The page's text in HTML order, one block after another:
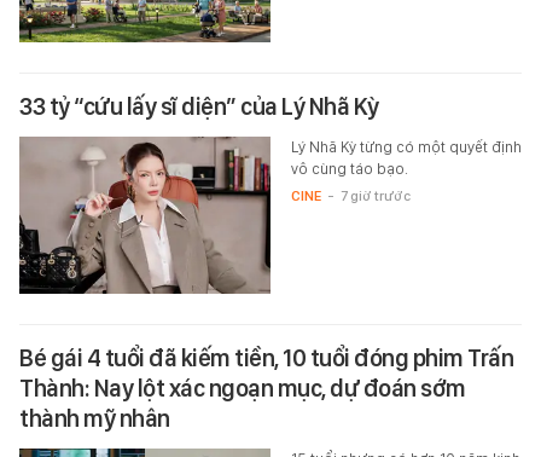
33 tỷ “cứu lấy sĩ diện” của Lý Nhã Kỳ
Lý Nhã Kỳ từng có một quyết định
vô cùng táo bạo.
CINE - 7 giờ trước
Bé gái 4 tuổi đã kiếm tiền, 10 tuổi đóng phim Trấn
Thành: Nay lột xác ngoạn mục, dự đoán sớm
thành mỹ nhân